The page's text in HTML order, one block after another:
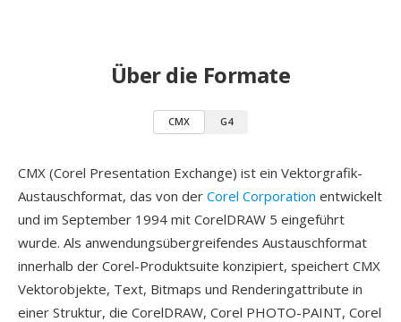
Über die Formate
CMX G4
CMX (Corel Presentation Exchange) ist ein Vektorgrafik-
Austauschformat, das von der Corel Corporation entwickelt
und im September 1994 mit CorelDRAW 5 eingeführt
wurde. Als anwendungsübergreifendes Austauschformat
innerhalb der Corel-Produktsuite konzipiert, speichert CMX
Vektorobjekte, Text, Bitmaps und Renderingattribute in
einer Struktur, die CorelDRAW, Corel PHOTO-PAINT, Corel